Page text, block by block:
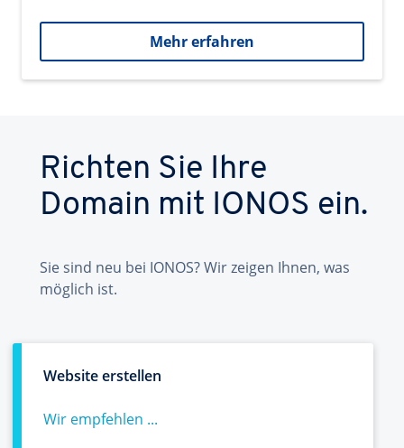
Mehr erfahren
Richten Sie Ihre
Domain mit IONOS ein.
Sie sind neu bei IONOS? Wir zeigen Ihnen, was
möglich ist.
Website erstellen
Wir empfehlen ...